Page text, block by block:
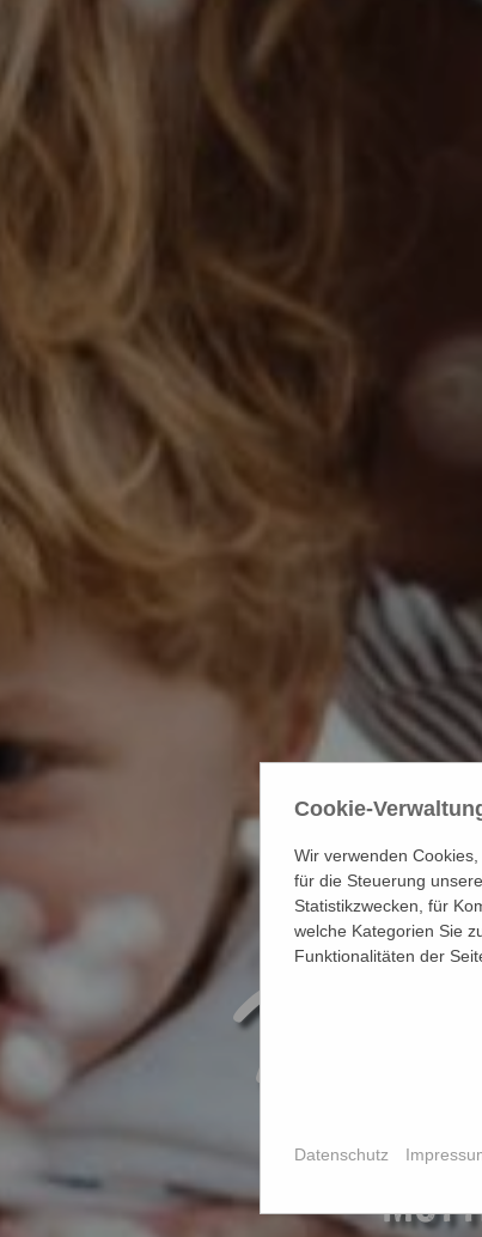
Cookie-
Wir verwenden
für die Steuerung
Statistikzwecken, für
welche Kategorien Sie
Funktionalitäten der
Datenschutz